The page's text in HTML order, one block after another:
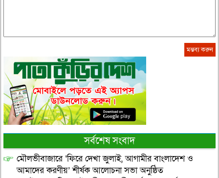
সর্বশেষ সংবাদ
মৌলভীবাজারে ‘ফিরে দেখা জুলাই, আগামীর বাংলাদেশ ও
আমাদের করণীয়’ শীর্ষক আলোচনা সভা অনুষ্ঠিত